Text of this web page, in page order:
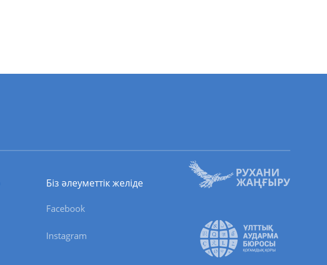
Біз әлеуметтік желіде
Facebook
Instagram